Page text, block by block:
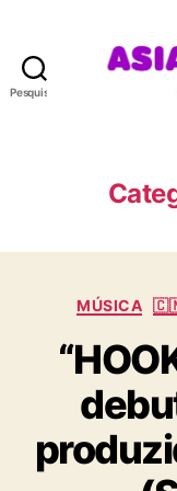
Pesquisar
MÚSICA